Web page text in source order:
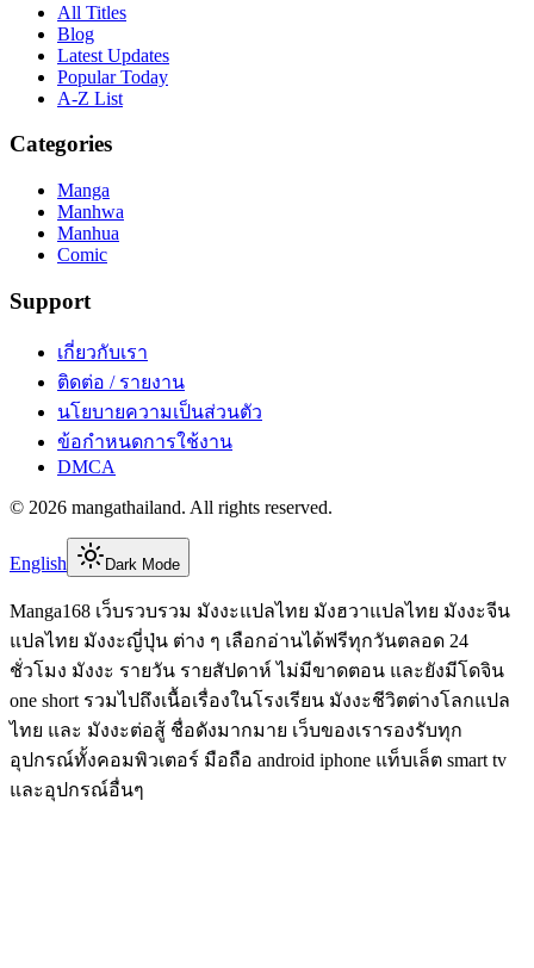
All Titles
Blog
Latest Updates
Popular Today
A-Z List
Categories
Manga
Manhwa
Manhua
Comic
Support
เกี่ยวกับเรา
ติดต่อ / รายงาน
นโยบายความเป็นส่วนตัว
ข้อกำหนดการใช้งาน
DMCA
© 2026 mangathailand. All rights reserved.
English Dark Mode
Manga168 เว็บรวบรวม มังงะแปลไทย มังฮวาแปลไทย มังงะจีน
แปลไทย มังงะญี่ปุ่น ต่าง ๆ เลือกอ่านได้ฟรีทุกวันตลอด 24
ชั่วโมง มังงะ รายวัน รายสัปดาห์ ไม่มีขาดตอน และยังมีโดจิน
one short รวมไปถึงเนื้อเรื่องในโรงเรียน มังงะชีวิตต่างโลกแปล
ไทย และ มังงะต่อสู้ ชื่อดังมากมาย เว็บของเรารองรับทุก
อุปกรณ์ทั้งคอมพิวเตอร์ มือถือ android iphone แท็บเล็ต smart tv
และอุปกรณ์อื่นๆ